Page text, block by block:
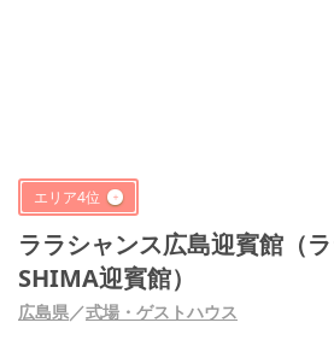
エリア4位
ララシャンス広島迎賓館（
SHIMA迎賓館）
広島県／式場・ゲストハウス